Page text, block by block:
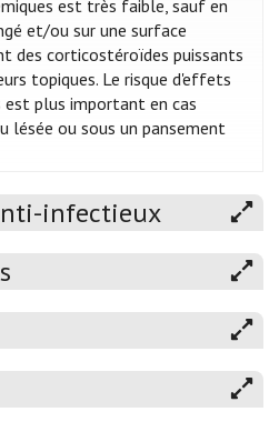
est très faible, sauf en
et/ou sur une surface
des corticostéroïdes puissants
topiques. Le risque d'effets
est plus important en cas
lésée ou sous un pansement
infectieux